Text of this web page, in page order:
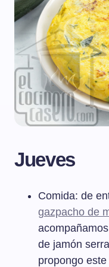
Jueves
Comida: de
gazpacho de
de jamón
propongo